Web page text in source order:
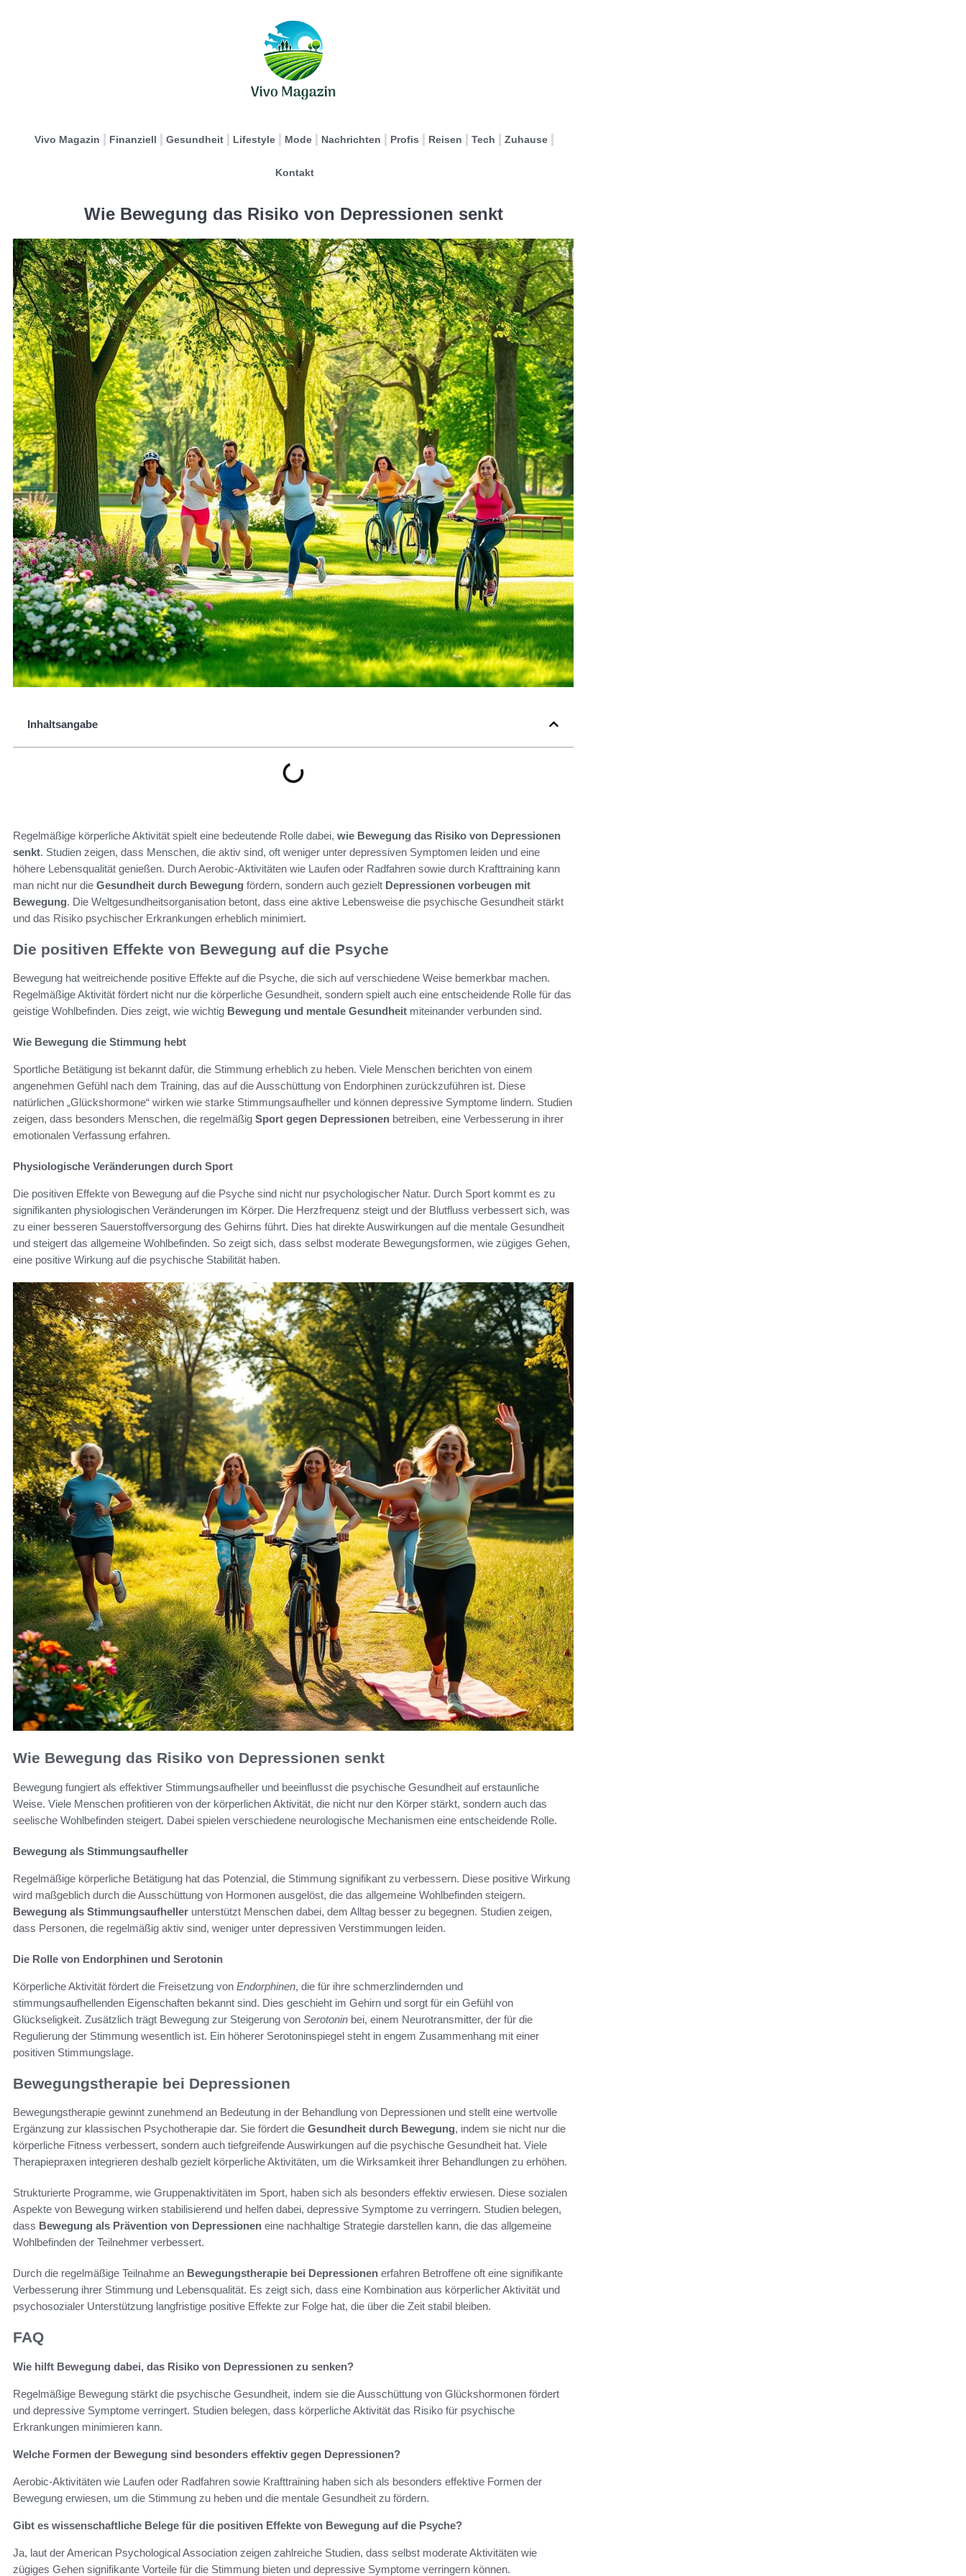
Vivo Magazin Finanziell Gesundheit Lifestyle Mode Nachrichten Profis Reisen Tech Zuhause
Kontakt
Wie Bewegung das Risiko von Depressionen senkt
Inhaltsangabe
Regelmäßige körperliche Aktivität spielt eine bedeutende Rolle dabei, wie Bewegung das Risiko von Depressionen
senkt. Studien zeigen, dass Menschen, die aktiv sind, oft weniger unter depressiven Symptomen leiden und eine
höhere Lebensqualität genießen. Durch Aerobic-Aktivitäten wie Laufen oder Radfahren sowie durch Krafttraining kann
man nicht nur die Gesundheit durch Bewegung fördern, sondern auch gezielt Depressionen vorbeugen mit
Bewegung. Die Weltgesundheitsorganisation betont, dass eine aktive Lebensweise die psychische Gesundheit stärkt
und das Risiko psychischer Erkrankungen erheblich minimiert.
Die positiven Effekte von Bewegung auf die Psyche
Bewegung hat weitreichende positive Effekte auf die Psyche, die sich auf verschiedene Weise bemerkbar machen.
Regelmäßige Aktivität fördert nicht nur die körperliche Gesundheit, sondern spielt auch eine entscheidende Rolle für das
geistige Wohlbefinden. Dies zeigt, wie wichtig Bewegung und mentale Gesundheit miteinander verbunden sind.
Wie Bewegung die Stimmung hebt
Sportliche Betätigung ist bekannt dafür, die Stimmung erheblich zu heben. Viele Menschen berichten von einem
angenehmen Gefühl nach dem Training, das auf die Ausschüttung von Endorphinen zurückzuführen ist. Diese
natürlichen „Glückshormone“ wirken wie starke Stimmungsaufheller und können depressive Symptome lindern. Studien
zeigen, dass besonders Menschen, die regelmäßig Sport gegen Depressionen betreiben, eine Verbesserung in ihrer
emotionalen Verfassung erfahren.
Physiologische Veränderungen durch Sport
Die positiven Effekte von Bewegung auf die Psyche sind nicht nur psychologischer Natur. Durch Sport kommt es zu
signifikanten physiologischen Veränderungen im Körper. Die Herzfrequenz steigt und der Blutfluss verbessert sich, was
zu einer besseren Sauerstoffversorgung des Gehirns führt. Dies hat direkte Auswirkungen auf die mentale Gesundheit
und steigert das allgemeine Wohlbefinden. So zeigt sich, dass selbst moderate Bewegungsformen, wie zügiges Gehen,
eine positive Wirkung auf die psychische Stabilität haben.
Wie Bewegung das Risiko von Depressionen senkt
Bewegung fungiert als effektiver Stimmungsaufheller und beeinflusst die psychische Gesundheit auf erstaunliche
Weise. Viele Menschen profitieren von der körperlichen Aktivität, die nicht nur den Körper stärkt, sondern auch das
seelische Wohlbefinden steigert. Dabei spielen verschiedene neurologische Mechanismen eine entscheidende Rolle.
Bewegung als Stimmungsaufheller
Regelmäßige körperliche Betätigung hat das Potenzial, die Stimmung signifikant zu verbessern. Diese positive Wirkung
wird maßgeblich durch die Ausschüttung von Hormonen ausgelöst, die das allgemeine Wohlbefinden steigern.
Bewegung als Stimmungsaufheller unterstützt Menschen dabei, dem Alltag besser zu begegnen. Studien zeigen,
dass Personen, die regelmäßig aktiv sind, weniger unter depressiven Verstimmungen leiden.
Die Rolle von Endorphinen und Serotonin
Körperliche Aktivität fördert die Freisetzung von Endorphinen, die für ihre schmerzlindernden und
stimmungsaufhellenden Eigenschaften bekannt sind. Dies geschieht im Gehirn und sorgt für ein Gefühl von
Glückseligkeit. Zusätzlich trägt Bewegung zur Steigerung von Serotonin bei, einem Neurotransmitter, der für die
Regulierung der Stimmung wesentlich ist. Ein höherer Serotoninspiegel steht in engem Zusammenhang mit einer
positiven Stimmungslage.
Bewegungstherapie bei Depressionen
Bewegungstherapie gewinnt zunehmend an Bedeutung in der Behandlung von Depressionen und stellt eine wertvolle
Ergänzung zur klassischen Psychotherapie dar. Sie fördert die Gesundheit durch Bewegung, indem sie nicht nur die
körperliche Fitness verbessert, sondern auch tiefgreifende Auswirkungen auf die psychische Gesundheit hat. Viele
Therapiepraxen integrieren deshalb gezielt körperliche Aktivitäten, um die Wirksamkeit ihrer Behandlungen zu erhöhen.
Strukturierte Programme, wie Gruppenaktivitäten im Sport, haben sich als besonders effektiv erwiesen. Diese sozialen
Aspekte von Bewegung wirken stabilisierend und helfen dabei, depressive Symptome zu verringern. Studien belegen,
dass Bewegung als Prävention von Depressionen eine nachhaltige Strategie darstellen kann, die das allgemeine
Wohlbefinden der Teilnehmer verbessert.
Durch die regelmäßige Teilnahme an Bewegungstherapie bei Depressionen erfahren Betroffene oft eine signifikante
Verbesserung ihrer Stimmung und Lebensqualität. Es zeigt sich, dass eine Kombination aus körperlicher Aktivität und
psychosozialer Unterstützung langfristige positive Effekte zur Folge hat, die über die Zeit stabil bleiben.
FAQ
Wie hilft Bewegung dabei, das Risiko von Depressionen zu senken?
Regelmäßige Bewegung stärkt die psychische Gesundheit, indem sie die Ausschüttung von Glückshormonen fördert
und depressive Symptome verringert. Studien belegen, dass körperliche Aktivität das Risiko für psychische
Erkrankungen minimieren kann.
Welche Formen der Bewegung sind besonders effektiv gegen Depressionen?
Aerobic-Aktivitäten wie Laufen oder Radfahren sowie Krafttraining haben sich als besonders effektive Formen der
Bewegung erwiesen, um die Stimmung zu heben und die mentale Gesundheit zu fördern.
Gibt es wissenschaftliche Belege für die positiven Effekte von Bewegung auf die Psyche?
Ja, laut der American Psychological Association zeigen zahlreiche Studien, dass selbst moderate Aktivitäten wie
zügiges Gehen signifikante Vorteile für die Stimmung bieten und depressive Symptome verringern können.